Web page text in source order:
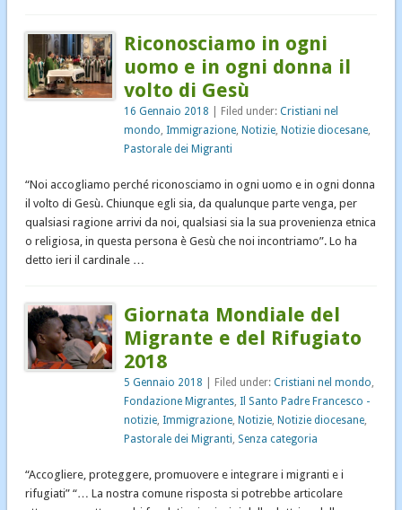
Riconosciamo in ogni
uomo e in ogni donna il
volto di Gesù
16 Gennaio 2018 | Filed under:Cristiani nel
mondo Immigrazione ,Notizie ,Notizie diocesane
Pastorale dei Migranti
“Noi accogliamo perché riconosciamo in ogni uomo e in ogni donna
il volto di Gesù. Chiunque egli sia, da qualunque parte venga, per
qualsiasi ragione arrivi da noi, qualsiasi sia la sua provenienza etnica
o religiosa, in questa persona è Gesù che noi incontriamo”. Lo ha
detto ieri il cardinale …
Giornata Mondiale del
Migrante e del Rifugiato
2018
5 Gennaio 2018 | Filed under:Cristiani nel mondo
Fondazione Migrantes Il Santo Padre Francesco -
notizie Immigrazione ,Notizie ,Notizie diocesane
Pastorale dei Migranti Senza categoria
“Accogliere, proteggere, promuovere e integrare i migranti e i
rifugiati” “… La nostra comune risposta si potrebbe articolare